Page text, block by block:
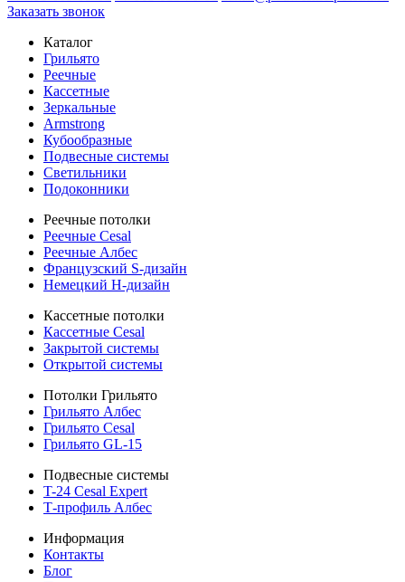
Заказать звонок
Каталог
Грильято
Реечные
Кассетные
Зеркальные
Armstrong
Кубообразные
Подвесные системы
Светильники
Подоконники
Реечные потолки
Реечные Cesal
Реечные Албес
Французский S-дизайн
Немецкий H-дизайн
Кассетные потолки
Кассетные Cesal
Закрытой системы
Открытой системы
Потолки Грильято
Грильято Албес
Грильято Cesal
Грильято GL-15
Подвесные системы
T-24 Cesal Expert
Т-профиль Албес
Информация
Контакты
Блог